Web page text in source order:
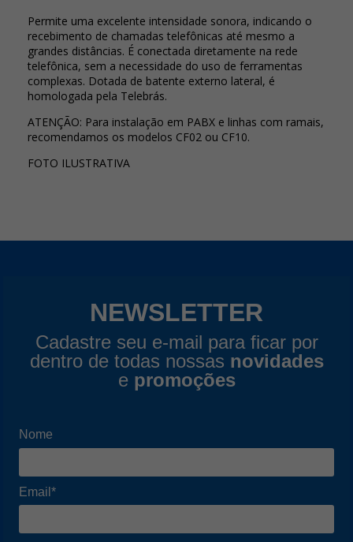
Permite uma excelente intensidade sonora, indicando o
recebimento de chamadas telefônicas até mesmo a
grandes distâncias. É conectada diretamente na rede
telefônica, sem a necessidade do uso de ferramentas
complexas. Dotada de batente externo lateral, é
homologada pela Telebrás.
ATENÇÃO: Para instalação em PABX e linhas com ramais,
recomendamos os modelos CF02 ou CF10.
FOTO ILUSTRATIVA
NEWSLETTER
Cadastre seu e-mail para ficar por
dentro de todas nossas novidades
e promoções
Nome
Email*